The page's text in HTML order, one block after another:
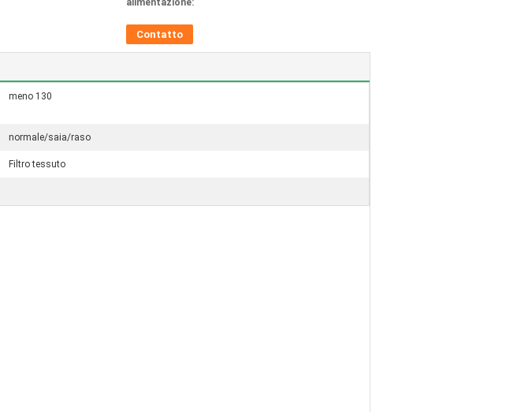
alimentazione:
Contatto
meno 130
normale/saia/raso
Filtro tessuto